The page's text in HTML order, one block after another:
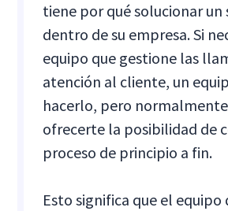
tiene por qué solucionar
dentro de su empresa. Si
equipo que gestione las
atención al cliente, un
hacerlo, pero
ofrecerte la posibilidad de
proceso de principio a fin.
Esto significa que el equipo